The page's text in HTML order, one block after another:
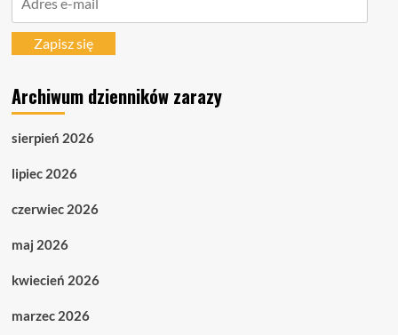
mailZapisz się
Archiwum dzienników zarazy
sierpień 2026
lipiec 2026
czerwiec 2026
maj 2026
kwiecień 2026
marzec 2026